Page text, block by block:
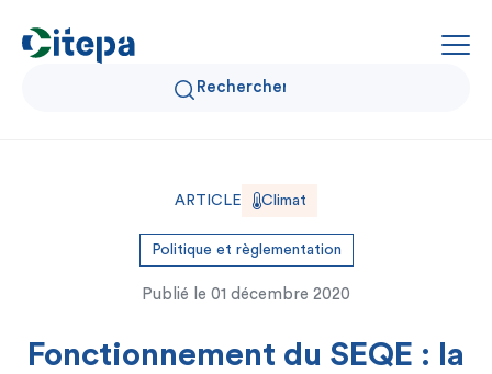
Qui sommes-nous ?
Données Air et Climat
Expertise et solutions
ARTICLE Climat
Politique et règlementation
Publié le 01 décembre 2020
Fonctionnement du SEQE : la